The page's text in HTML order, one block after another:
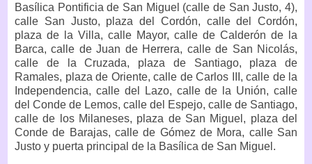
Basílica Pontificia de San Miguel (calle de San Justo, 4),
calle San Justo, plaza del Cordón, calle del Cordón,
plaza de la Villa, calle Mayor, calle de Calderón de la
Barca, calle de Juan de Herrera, calle de San Nicolás,
calle de la Cruzada, plaza de Santiago, plaza de
Ramales, plaza de Oriente, calle de Carlos III, calle de la
Independencia, calle del Lazo, calle de la Unión, calle
del Conde de Lemos, calle del Espejo, calle de Santiago,
calle de los Milaneses, plaza de San Miguel, plaza del
Conde de Barajas, calle de Gómez de Mora, calle San
Justo y puerta principal de la Basílica de San Miguel.